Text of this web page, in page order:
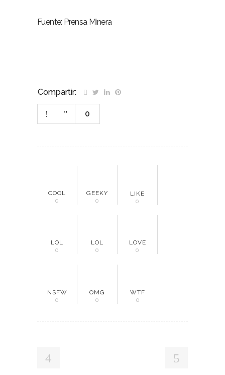
Fuente: Prensa Minera
Compartir:
0
COOL
0
GEEKY
0
LIKE
0
LOL
0
LOL
0
LOVE
0
NSFW
0
OMG
0
WTF
0